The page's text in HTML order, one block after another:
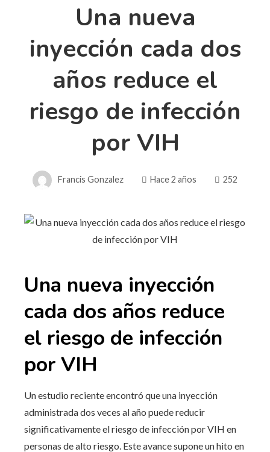
Una nueva
inyección cada dos
años reduce el
riesgo de infección
por VIH
Francis Gonzalez Hace 2 años 252
Una nueva inyección
cada dos años reduce
el riesgo de infección
por VIH
Un estudio reciente encontró que una inyección
administrada dos veces al año puede reducir
significativamente el riesgo de infección por VIH en
personas de alto riesgo. Este avance supone un hito en